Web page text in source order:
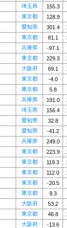
埼玉県
155.3
東京都
128.9
愛知県 301.4
東京都 81.1
兵庫県
-97.1
東京都 229.3
大阪府 69.1
東京都
-4.0
東京都
5.8
兵庫県 191.0
埼玉県 156.4
愛知県
32.8
愛知県
-41.2
兵庫県 249.0
東京都 223.9
東京都 119.3
東京都 112.0
東京都
-20.5
東京都
9.3
大阪府 53.2
東京都 46.8
大阪府
-13.6